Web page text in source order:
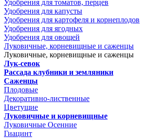
Удобрения для томатов, перцев
Удобрения для капусты
Удобрения для картофеля и корнеплодов
Удобрения для ягодных
Удобрения для овощей
Луковичные, корневищные и саженцы
Луковичные, корневищные и саженцы
Лук-севок
Рассада клубники и земляники
Саженцы
Плодовые
Декоративно-лиственные
Цветущие
Луковичные и корневищные
Луковичные Осенние
Гиацинт